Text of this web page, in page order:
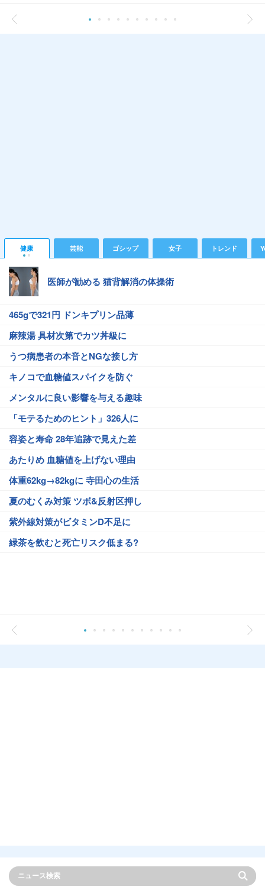
健康 芸能 ゴシップ 女子 トレンド
医師が勧める 猫背解消の体操術
465gで321円 ドンキプリン品薄
麻辣湯 具材次第でカツ丼級に
うつ病患者の本音とNGな接し方
キノコで血糖値スパイクを防ぐ
メンタルに良い影響を与える趣味
「モテるためのヒント」326人に
容姿と寿命 28年追跡で見えた差
あたりめ 血糖値を上げない理由
体重62kg→82kgに 寺田心の生活
夏のむくみ対策 ツボ&反射区押し
紫外線対策がビタミンD不足に
緑茶を飲むと死亡リスク低まる?